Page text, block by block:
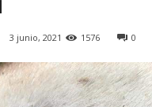
3 junio, 2021 0
1576